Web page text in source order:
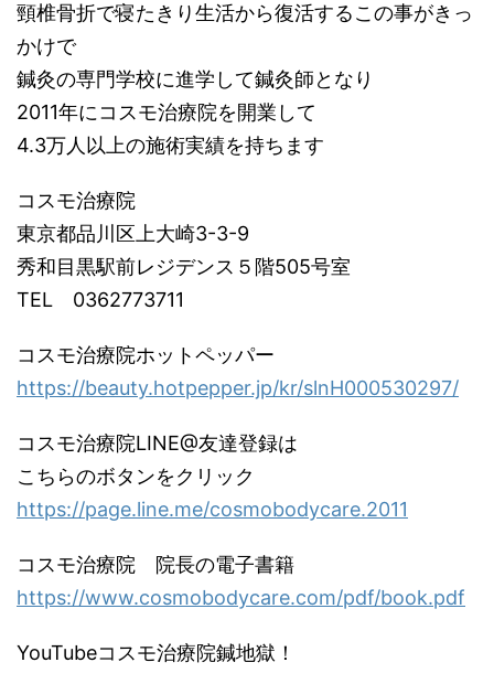
頸椎骨折で寝たきり生活から復活するこの事がきっ
かけで
鍼灸の専門学校に進学して鍼灸師となり
2011年にコスモ治療院を開業して
4.3万人以上の施術実績を持ちます
コスモ治療院
東京都品川区上大崎3-3-9
秀和目黒駅前レジデンス５階505号室
TEL 0362773711
コスモ治療院ホットペッパー
https://beauty.hotpepper.jp/kr/slnH000530297/
コスモ治療院LINE@友達登録は
こちらのボタンをクリック
https://page.line.me/cosmobodycare.2011
コスモ治療院 院長の電子書籍
https://www.cosmobodycare.com/pdf/book.pdf
YouTubeコスモ治療院鍼地獄！